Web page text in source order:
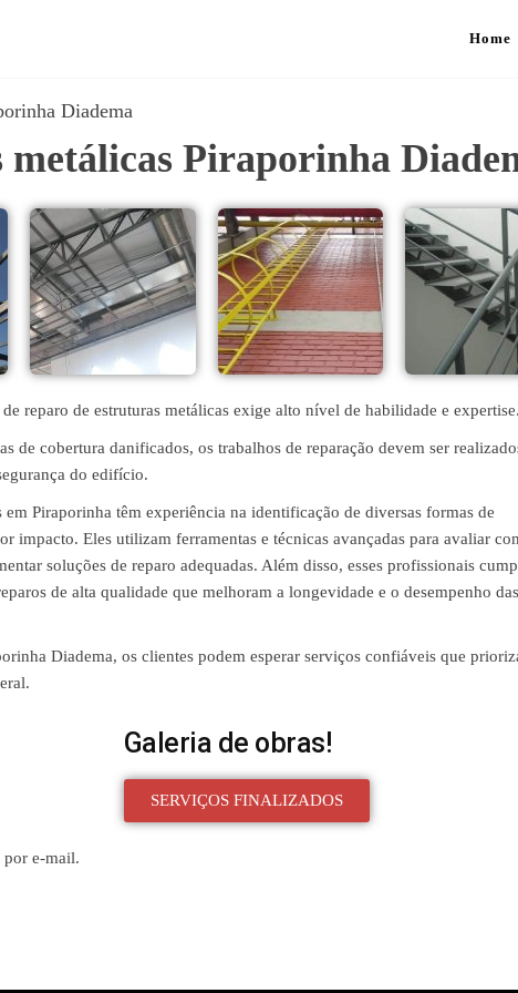
Home
Diadema
Piraporinha
reparo de estruturas metálicas exige alto nível de habilidade e expertise.
de cobertura danificados, os trabalhos de reparação devem ser
do edifício.
Piraporinha têm experiência na identificação de diversas formas de
impacto. Eles utilizam ferramentas e técnicas avançadas para avaliar
soluções de reparo adequadas. Além disso, esses profissionais
de alta qualidade que melhoram a longevidade e o desempenho das
Diadema, os clientes podem esperar serviços confiáveis ​​que
Galeria de obras!
SERVIÇOS FINALIZADOS
por e-mail.